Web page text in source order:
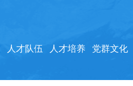
人才队伍 人才培养 党群文化